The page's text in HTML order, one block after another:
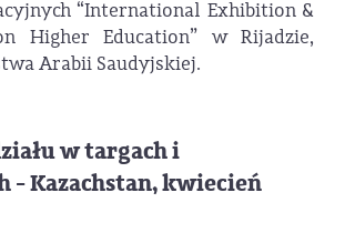
“International Exhibition &
Higher Education” w Rijadzie,
Arabii Saudyjskiej.
w targach i
- Kazachstan, kwiecień